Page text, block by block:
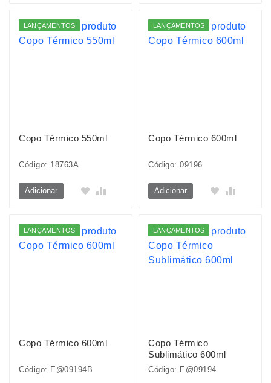
LANÇAMENTOS
Copo Térmico 550ml
Código: 18763A
Adicionar
LANÇAMENTOS
Copo Térmico 600ml
Código: 09196
Adicionar
LANÇAMENTOS
Copo Térmico 600ml
Código: E@09194B
LANÇAMENTOS
Copo Térmico
Sublimático 600ml
Código: E@09194